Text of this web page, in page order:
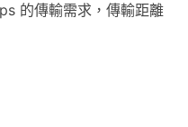
的傳輸需求，傳輸距離